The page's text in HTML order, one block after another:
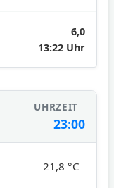
6,0
13:22 Uhr
23:00
21,8 °C